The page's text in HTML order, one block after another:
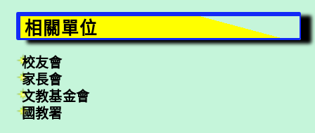
相關單位
校友會
家長會
文教基金會
國教署